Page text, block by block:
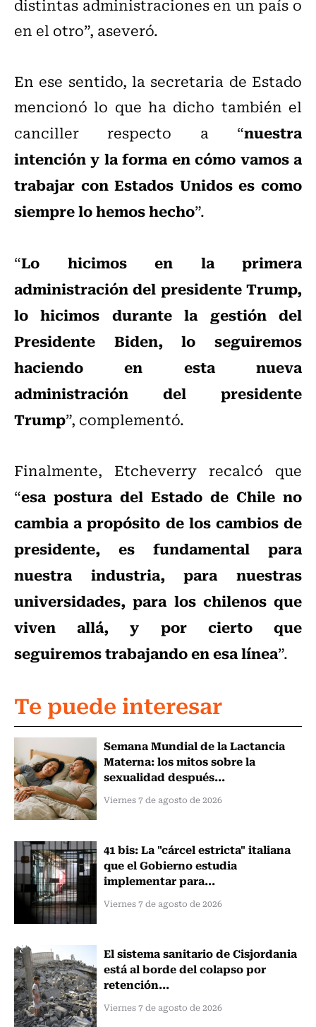
distintas administraciones en un país o
en el otro”, aseveró.
En ese sentido, la secretaria de Estado
mencionó lo que ha dicho también el
canciller respecto a “nuestra
intención y la forma en cómo vamos a
trabajar con Estados Unidos es como
siempre lo hemos hecho”.
“Lo hicimos en la primera
administración del presidente Trump,
lo hicimos durante la gestión del
Presidente Biden, lo seguiremos
haciendo en esta nueva
administración del presidente
Trump”, complementó.
Finalmente, Etcheverry recalcó que
“esa postura del Estado de Chile no
cambia a propósito de los cambios de
presidente, es fundamental para
nuestra industria, para nuestras
universidades, para los chilenos que
viven allá, y por cierto que
seguiremos trabajando en esa línea”.
Te puede interesar
Semana Mundial de la Lactancia
Materna: los mitos sobre la
sexualidad después...
Viernes 7 de agosto de 2026
41 bis: La "cárcel estricta" italiana
que el Gobierno estudia
implementar para...
Viernes 7 de agosto de 2026
El sistema sanitario de Cisjordania
está al borde del colapso por
retención...
Viernes 7 de agosto de 2026